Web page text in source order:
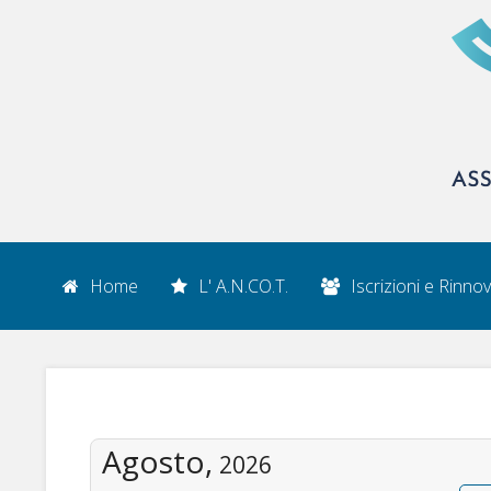
Home L' A.N.CO.T. Iscrizioni e
Agosto, 2026